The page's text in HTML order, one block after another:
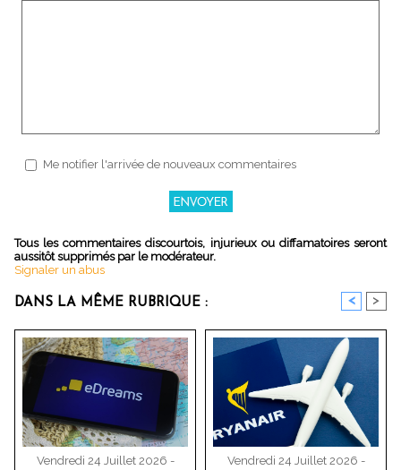
Me notifier l'arrivée de nouveaux commentaires
Tous les commentaires discourtois, injurieux ou diffamatoires seront
aussitôt supprimés par le modérateur.
Signaler un abus
DANS LA MÊME RUBRIQUE : < >
Vendredi 24 Juillet 2026 -
Vendredi 24 Juillet 2026 -